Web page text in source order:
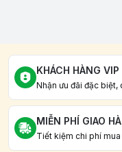
KHÁCH HÀNG VIP
Nhận ưu đãi đặc
MIỄN PHÍ GIAO
Tiết kiệm chi phí